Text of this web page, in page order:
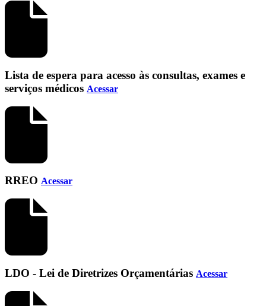
Lista de espera para acesso às consultas, exames e
serviços médicos Acessar
RREO Acessar
LDO - Lei de Diretrizes Orçamentárias Acessar